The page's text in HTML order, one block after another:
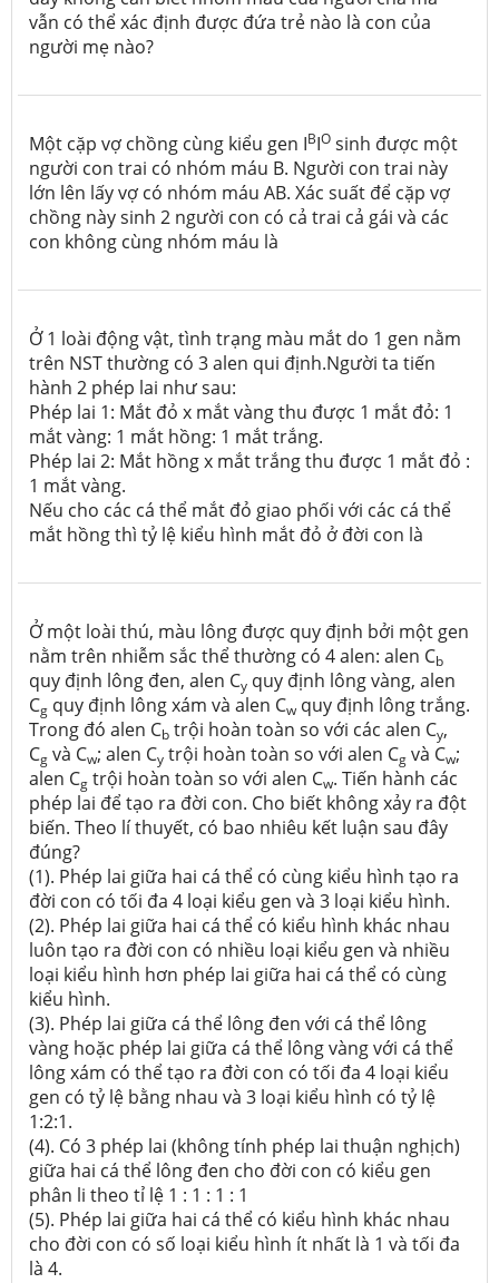
vẫn có thể xác định được đứa trẻ nào là con của
người mẹ nào?
Một cặp vợ chồng cùng kiểu gen IBIO sinh được một
người con trai có nhóm máu B. Người con trai này
lớn lên lấy vợ có nhóm máu AB. Xác suất để cặp vợ
chồng này sinh 2 người con có cả trai cả gái và các
con không cùng nhóm máu là
Ở 1 loài động vật, tình trạng màu mắt do 1 gen nằm
trên NST thường có 3 alen qui định.Người ta tiến
hành 2 phép lai như sau:
Phép lai 1: Mắt đỏ x mắt vàng thu được 1 mắt đỏ: 1
mắt vàng: 1 mắt hồng: 1 mắt trắng.
Phép lai 2: Mắt hồng x mắt trắng thu được 1 mắt đỏ :
1 mắt vàng.
Nếu cho các cá thể mắt đỏ giao phối với các cá thể
mắt hồng thì tỷ lệ kiểu hình mắt đỏ ở đời con là
Ở một loài thú, màu lông được quy định bởi một gen
nằm trên nhiễm sắc thể thường có 4 alen: alen Cb
quy định lông đen, alen Cy quy định lông vàng, alen
Cg quy định lông xám và alen Cw quy định lông trắng.
Trong đó alen Cb trội hoàn toàn so với các alen Cy,
Cg và Cw; alen Cy trội hoàn toàn so với alen Cg và Cw;
alen Cg trội hoàn toàn so với alen Cw. Tiến hành các
phép lai để tạo ra đời con. Cho biết không xảy ra đột
biến. Theo lí thuyết, có bao nhiêu kết luận sau đây
đúng?
(1). Phép lai giữa hai cá thể có cùng kiểu hình tạo ra
đời con có tối đa 4 loại kiểu gen và 3 loại kiểu hình.
(2). Phép lai giữa hai cá thể có kiểu hình khác nhau
luôn tạo ra đời con có nhiều loại kiểu gen và nhiều
loại kiểu hình hơn phép lai giữa hai cá thể có cùng
kiểu hình.
(3). Phép lai giữa cá thể lông đen với cá thể lông
vàng hoặc phép lai giữa cá thể lông vàng với cá thể
lông xám có thể tạo ra đời con có tối đa 4 loại kiểu
gen có tỷ lệ bằng nhau và 3 loại kiểu hình có tỷ lệ
1:2:1.
(4). Có 3 phép lai (không tính phép lai thuận nghịch)
giữa hai cá thể lông đen cho đời con có kiểu gen
phân li theo tỉ lệ 1 : 1 : 1 : 1
(5). Phép lai giữa hai cá thể có kiểu hình khác nhau
cho đời con có số loại kiểu hình ít nhất là 1 và tối đa
là 4.